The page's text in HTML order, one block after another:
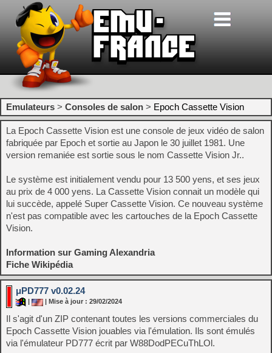
Emulateurs > Consoles de salon > Epoch Cassette Vision
La Epoch Cassette Vision est une console de jeux vidéo de salon
fabriquée par Epoch et sortie au Japon le 30 juillet 1981. Une
version remaniée est sortie sous le nom Cassette Vision Jr..
Le système est initialement vendu pour 13 500 yens, et ses jeux
au prix de 4 000 yens. La Cassette Vision connait un modèle qui
lui succède, appelé Super Cassette Vision. Ce nouveau système
n'est pas compatible avec les cartouches de la Epoch Cassette
Vision.
Information sur Gaming Alexandria
Fiche Wikipédia
μPD777 v0.02.24
| Mise à jour : 29/02/2024
Il s'agit d'un ZIP contenant toutes les versions commerciales du
Epoch Cassette Vision jouables via l'émulation. Ils sont émulés
via l'émulateur PD777 écrit par W88DodPECuThLOl.